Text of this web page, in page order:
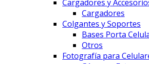
Cargadores y
Cargadores
Colgantes y Soportes
Bases Porta
Otros
Fotografía para